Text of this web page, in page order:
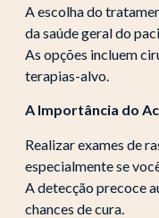
A escolha do
da saúde geral do
As opções incluem
terapias-alvo.
A Importância do
Realizar exames de
especialmente se
A detecção precoce
chances de cura.